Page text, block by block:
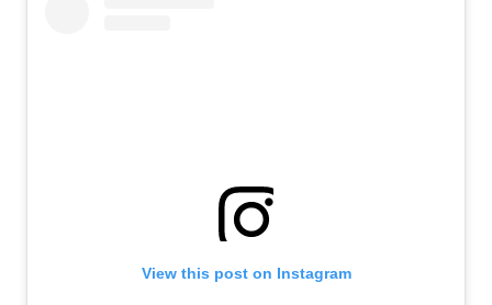
View this post on Instagram